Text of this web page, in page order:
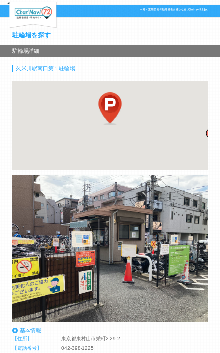
駐輪場を探す
駐輪場詳細
久米川駅南口第１駐輪場
基本情報
【住所】
東京都東村山市栄町2-29-2
【電話番号】
042-398-1225